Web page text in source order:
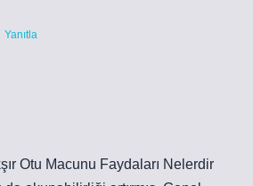
Yanıtla
Otu Macunu Faydaları Nelerdir